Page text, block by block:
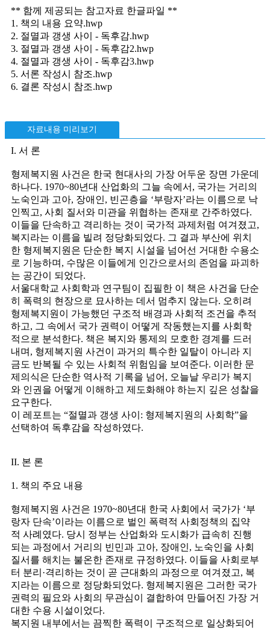
** 함께 제공되는 참고자료 한글파일 **
1. 책의 내용 요약.hwp
2. 절멸과 갱생 사이 - 독후감.hwp
3. 절멸과 갱생 사이 - 독후감2.hwp
4. 절멸과 갱생 사이 - 독후감3.hwp
5. 서론 작성시 참조.hwp
6. 결론 작성시 참조.hwp
자료내용 미리보기
I. 서 론
형제복지원 사건은 한국 현대사의 가장 어두운 장면 가운데
하나다. 1970~80년대 산업화의 그늘 속에서, 국가는 거리의
노숙인과 고아, 장애인, 빈곤층을 ‘부랑자’라는 이름으로 낙
인찍고, 사회 질서와 미관을 위협하는 존재로 간주하였다.
이들을 단속하고 격리하는 것이 국가적 과제처럼 여겨졌고,
복지라는 이름을 빌려 정당화되었다. 그 결과 부산에 위치
한 형제복지원은 단순한 복지 시설을 넘어선 거대한 수용소
로 기능하며, 수많은 이들에게 인간으로서의 존엄을 파괴하
는 공간이 되었다.
서울대학교 사회학과 연구팀이 집필한 이 책은 사건을 단순
히 폭력의 현장으로 묘사하는 데서 멈추지 않는다. 오히려
형제복지원이 가능했던 구조적 배경과 사회적 조건을 추적
하고, 그 속에서 국가 권력이 어떻게 작동했는지를 사회학
적으로 분석한다. 책은 복지와 통제의 모호한 경계를 드러
내며, 형제복지원 사건이 과거의 특수한 일탈이 아니라 지
금도 반복될 수 있는 사회적 위험임을 보여준다. 이러한 문
제의식은 단순한 역사적 기록을 넘어, 오늘날 우리가 복지
와 인권을 어떻게 이해하고 제도화해야 하는지 깊은 성찰을
요구한다.
이 레포트는 “절멸과 갱생 사이: 형제복지원의 사회학”을
선택하여 독후감을 작성하였다.
II. 본 론
1. 책의 주요 내용
형제복지원 사건은 1970~80년대 한국 사회에서 국가가 ‘부
랑자 단속’이라는 이름으로 벌인 폭력적 사회정책의 집약
적 사례였다. 당시 정부는 산업화와 도시화가 급속히 진행
되는 과정에서 거리의 빈민과 고아, 장애인, 노숙인을 사회
질서를 해치는 불온한 존재로 규정하였다. 이들을 사회로부
터 분리·격리하는 것이 곧 근대화의 과정으로 여겨졌고, 복
지라는 이름으로 정당화되었다. 형제복지원은 그러한 국가
권력의 필요와 사회의 무관심이 결합하여 만들어진 가장 거
대한 수용 시설이었다.
복지원 내부에서는 끔찍한 폭력이 구조적으로 일상화되어